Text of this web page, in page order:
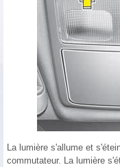
La lumière s'allume et
commutateur. La lumière